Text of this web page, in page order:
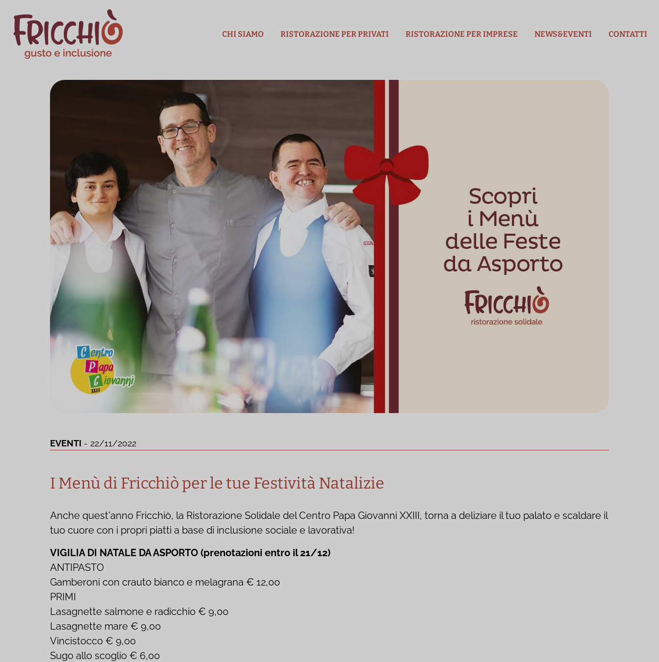
CHI SIAMO RISTORAZIONE PER PRIVATI RISTORAZIONE PER IMPRESE NEWS&EVENTI CONTATTI
EVENTI - 22/11/2022
I Menù di Fricchiò per le tue Festività Natalizie
Anche quest'anno Fricchiò, la Ristorazione Solidale del Centro Papa Giovanni XXIII, torna a deliziare il tuo palato e scaldare il
tuo cuore con i propri piatti a base di inclusione sociale e lavorativa!
VIGILIA DI NATALE DA ASPORTO (prenotazioni entro il 21/12)
ANTIPASTO
Gamberoni con crauto bianco e melagrana € 12,00
PRIMI
Lasagnette salmone e radicchio € 9,00
Lasagnette mare € 9,00
Vincistocco € 9,00
Sugo allo scoglio € 6,00